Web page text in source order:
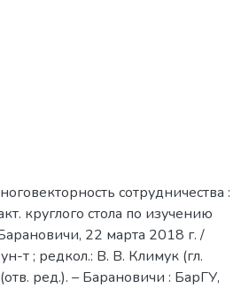
сотрудничества :
круглого стола по изучению
22 марта 2018 г. /
т ; редкол.: В. В. Климук (гл.
ред.). – Барановичи : БарГУ,